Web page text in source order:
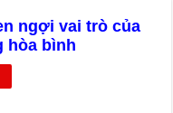
ngợi vai trò của
hòa bình